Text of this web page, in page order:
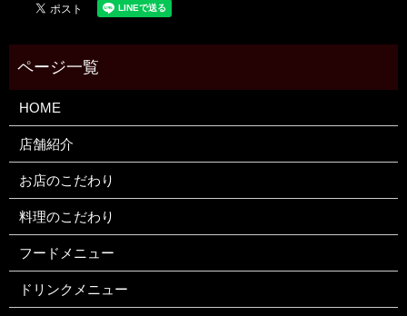
HOME
店舗紹介
お店のこだわり
料理のこだわり
フードメニュー
ドリンクメニュー